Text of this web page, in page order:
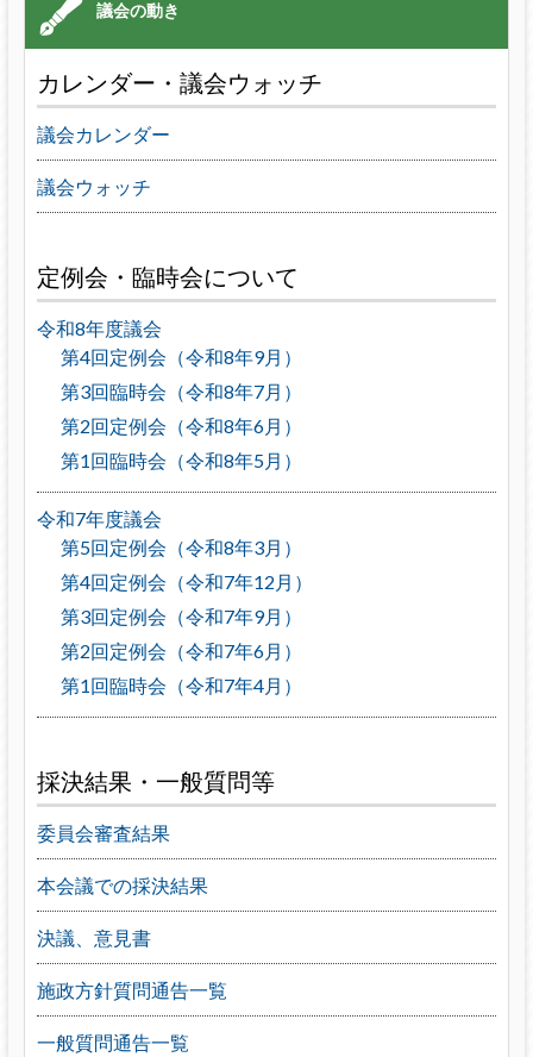
カレンダー・議会ウォッチ
議会カレンダー
議会ウォッチ
定例会・臨時会について
令和8年度議会
第4回定例会（令和8年9月）
第3回臨時会（令和8年7月）
第2回定例会（令和8年6月）
第1回臨時会（令和8年5月）
令和7年度議会
第5回定例会（令和8年3月）
第4回定例会（令和7年12月）
第3回定例会（令和7年9月）
第2回定例会（令和7年6月）
第1回臨時会（令和7年4月）
採決結果・一般質問等
委員会審査結果
本会議での採決結果
決議、意見書
施政方針質問通告一覧
一般質問通告一覧